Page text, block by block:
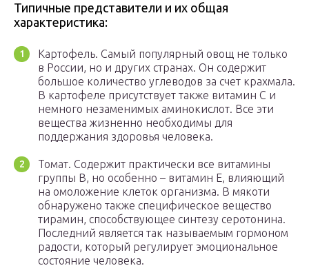
Типичные представители и их общая
характеристика:
Картофель. Самый популярный овощ не только
в России, но и других странах. Он содержит
большое количество углеводов за счет крахмала.
В картофеле присутствует также витамин С и
немного незаменимых аминокислот. Все эти
вещества жизненно необходимы для
поддержания здоровья человека.
Томат. Содержит практически все витамины
группы B, но особенно – витамин Е, влияющий
на омоложение клеток организма. В мякоти
обнаружено также специфическое вещество
тирамин, способствующее синтезу серотонина.
Последний является так называемым гормоном
радости, который регулирует эмоциональное
состояние человека.